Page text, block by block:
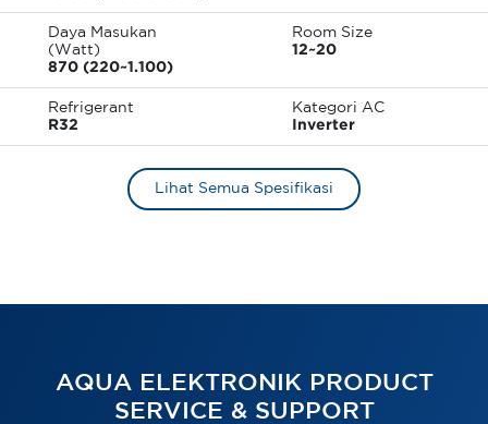
Daya Masukan
(Watt)
870 (220~1.100)
Room Size
12~20
Refrigerant
R32
Kategori AC
Inverter
Lihat Semua Spesifikasi
AQUA ELEKTRONIK PRODUCT
SERVICE & SUPPORT